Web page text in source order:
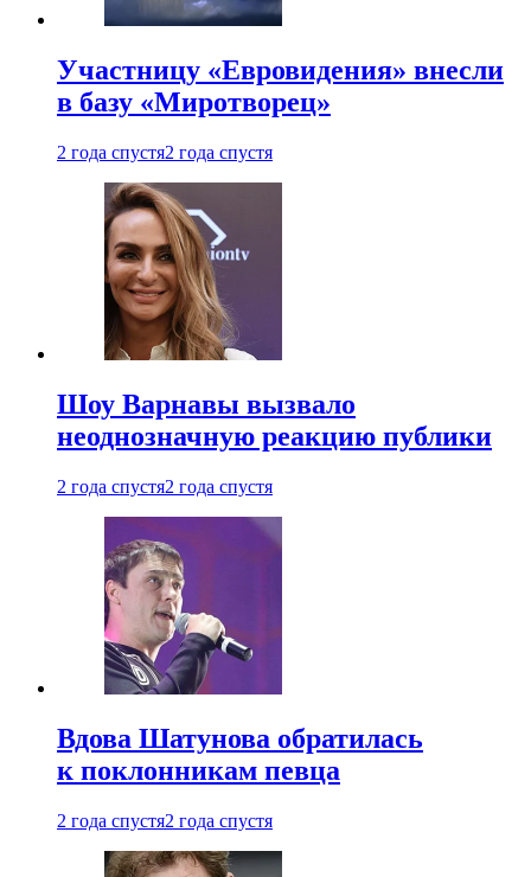
Участницу «Евровидения» внесли
в базу «Миротворец»
2 года спустя2 года спустя
Шоу Варнавы вызвало
неоднозначную реакцию публики
2 года спустя2 года спустя
Вдова Шатунова обратилась
к поклонникам певца
2 года спустя2 года спустя